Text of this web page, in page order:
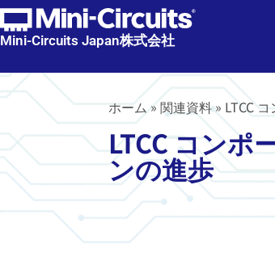
Mini-Circuits Japan株式会社
ホーム»関連資料» LTCC
LTCC コンポ
ンの進歩